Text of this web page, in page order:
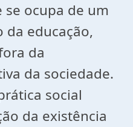
ocupa de um
da educação,
da
da sociedade.
social
da existência